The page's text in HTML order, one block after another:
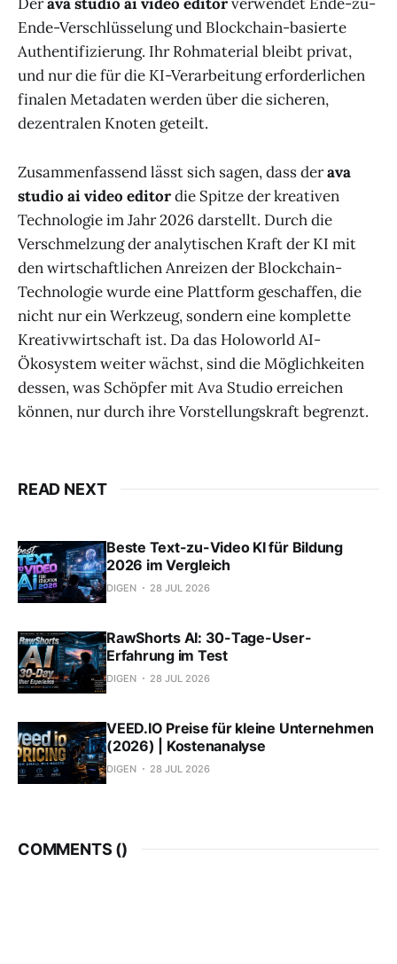
Derava studio ai video editorverwendet Ende-zu-
Ende-Verschlüsselung und Blockchain-basierte
Authentifizierung. Ihr Rohmaterial bleibt privat,
und nur die für die KI-Verarbeitung erforderlichen
finalen Metadaten werden über die sicheren,
dezentralen Knoten geteilt.
Zusammenfassend lässt sich sagen, dass derava
studio ai video editordie Spitze der kreativen
Technologie im Jahr 2026 darstellt. Durch die
Verschmelzung der analytischen Kraft der KI mit
den wirtschaftlichen Anreizen der Blockchain-
Technologie wurde eine Plattform geschaffen, die
nicht nur ein Werkzeug, sondern eine komplette
Kreativwirtschaft ist. Da das Holoworld AI-
Ökosystem weiter wächst, sind die Möglichkeiten
dessen, was Schöpfer mit Ava Studio erreichen
können, nur durch ihre Vorstellungskraft begrenzt.
READ NEXT
Beste Text-zu-Video KI für Bildung
2026 im Vergleich
DIGEN 28 JUL 2026
RawShorts AI: 30-Tage-User-
Erfahrung im Test
DIGEN 28 JUL 2026
VEED.IO Preise für kleine Unternehmen
(2026) | Kostenanalyse
DIGEN 28 JUL 2026
COMMENTS ()